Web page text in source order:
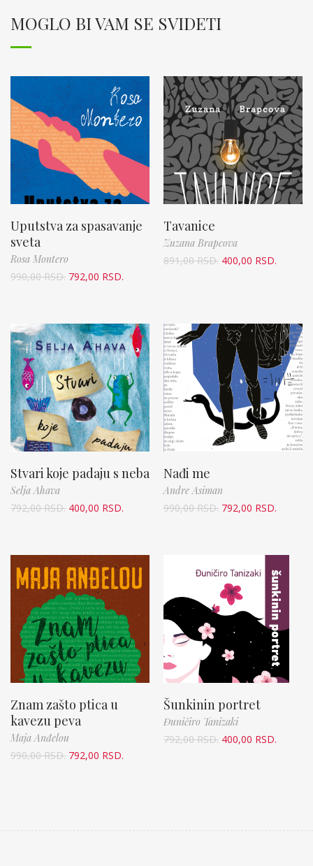
MOGLO BI VAM SE SVIDETI
Uputstva za spasavanje
sveta
Rosa Montero
990,00RSD. 792,00 RSD.
Tavanice
Zuzana Brapcova
891,00RSD. 400,00 RSD.
Stvari koje padaju s neba
Selja Ahava
792,00RSD. 400,00 RSD.
Nađi me
Andre Asiman
990,00RSD. 792,00 RSD.
Znam zašto ptica u
kavezu peva
Maja Anđelou
990,00RSD. 792,00 RSD.
Šunkinin portret
Đuničiro Tanizaki
792,00RSD. 400,00 RSD.